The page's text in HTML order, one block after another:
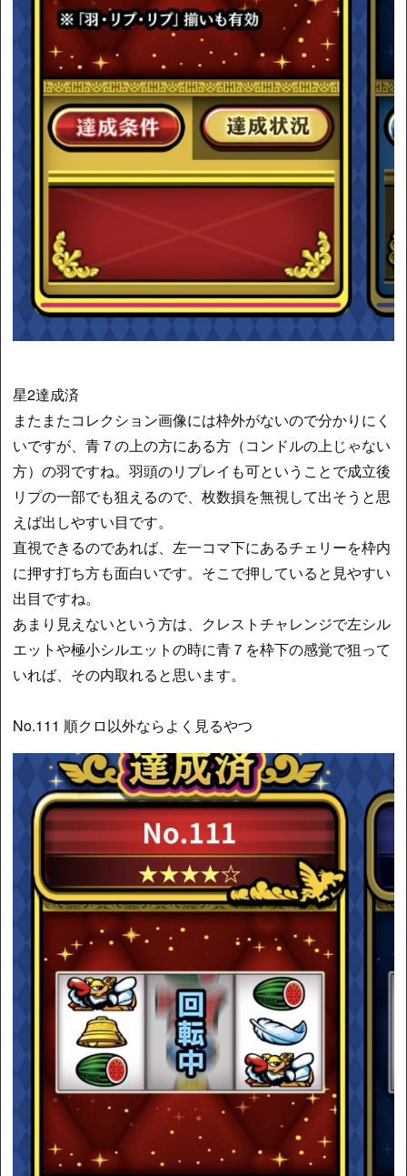
星2達成済
またまたコレクション画像には枠外がないので分かりにく
いですが、青７の上の方にある方（コンドルの上じゃない
方）の羽ですね。羽頭のリプレイも可ということで成立後
リプの一部でも狙えるので、枚数損を無視して出そうと思
えば出しやすい目です。
直視できるのであれば、左一コマ下にあるチェリーを枠内
に押す打ち方も面白いです。そこで押していると見やすい
出目ですね。
あまり見えないという方は、クレストチャレンジで左シル
エットや極小シルエットの時に青７を枠下の感覚で狙って
いれば、その内取れると思います。
No.111 順クロ以外ならよく見るやつ